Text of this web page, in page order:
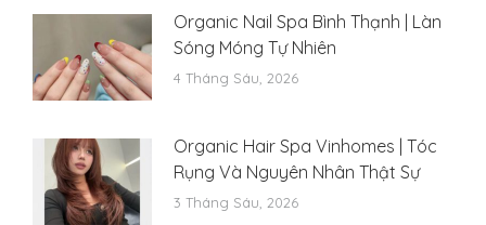
Organic Nail Spa Bình Thạnh | Làn
Sóng Móng Tự Nhiên
4 Tháng Sáu, 2026
Organic Hair Spa Vinhomes | Tóc
Rụng Và Nguyên Nhân Thật Sự
3 Tháng Sáu, 2026